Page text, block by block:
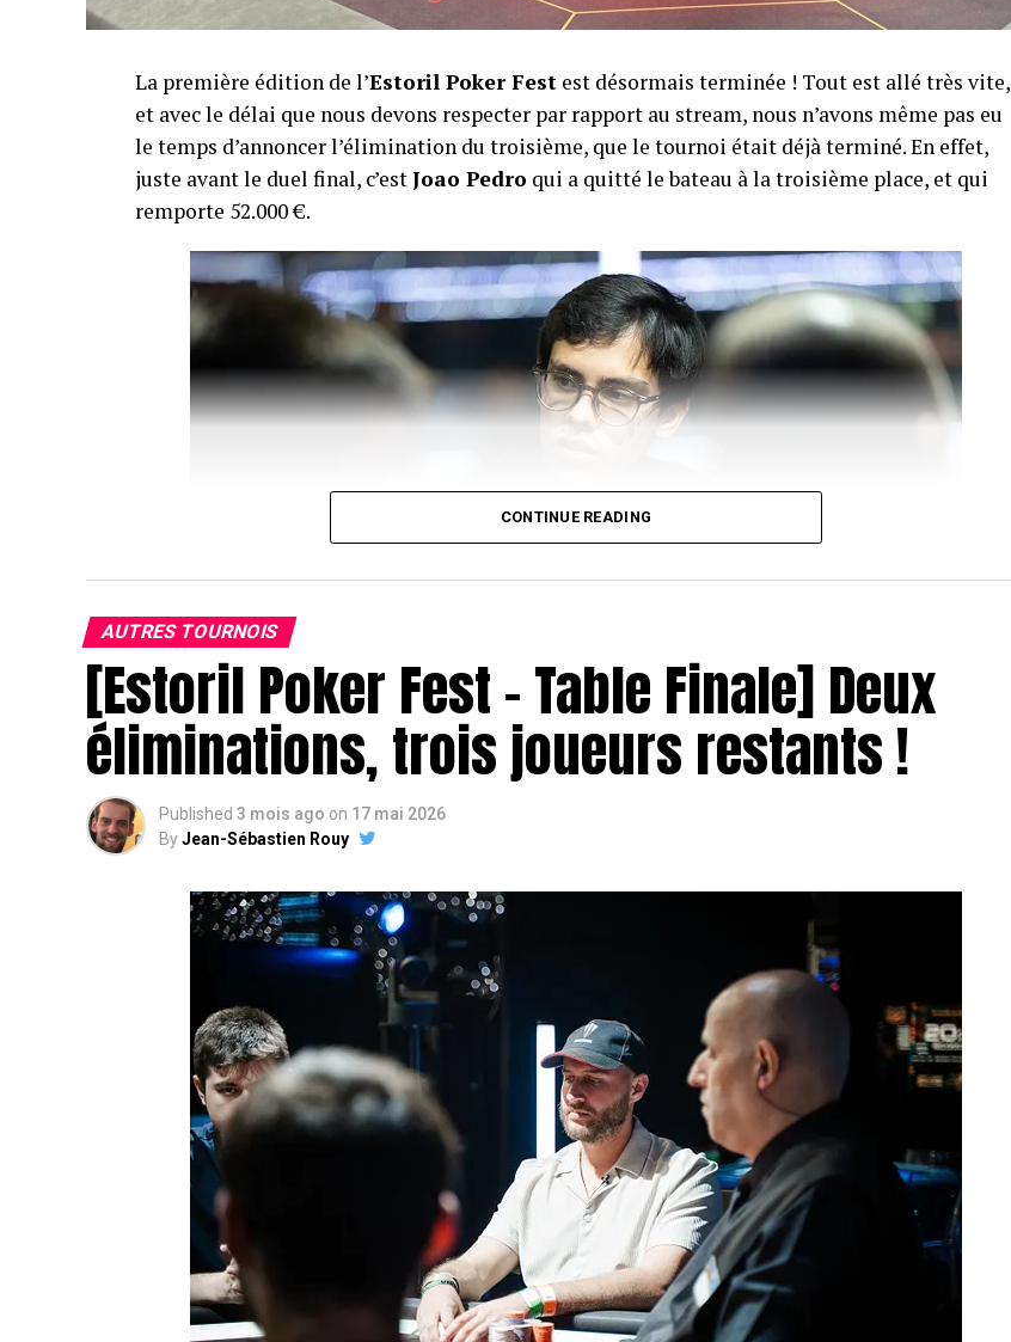
La première édition de l’Estoril Poker Fest est désormais terminée ! Tout est allé très vite,
et avec le délai que nous devons respecter par rapport au stream, nous n’avons même pas eu
le temps d’annoncer l’élimination du troisième, que le tournoi était déjà terminé. En effet,
juste avant le duel final, c’estJoao Pedro qui a quitté le bateau à la troisième place, et qui
remporte 52.000 €.
« Chotec » Mazerolle. Si ce dernier avait une grande avance en jetons au début du duel, son
adversaire, très compétent également, aurait bien pu revenir à niveau pour créer la surprise.
Mais il n’en est rien !
Après 20 à 30 minutes, la main finale du tournoi est arrivée, et Chotec a su s’imposer et
pousser son adversaire à la faute pour finalement remporter cette première édition
portugaise de l’Estoril Poker Fest. Pour sa très belle performance, le Portugais Jose Quintas,
membre de lateam NitroLogy, termine donc runner-up pour 74.000 € !
Après un véritable marathon de plusieurs jours, Hugues Mazerolle est donc le grand
vainqueur du Main Event et remporte les 100.000 € ainsi que le trophée. Quelque peu
déstabilisé par l’ambiance autour de lui, Hugues n’a que très peu exprimé sa joie, mais il a
tout de même fini par donner une interview à Comanche.
La réaction du vainqueur fera certainement son petit bonhomme de chemin sur les réseaux
CONTINUE READING
AUTRES TOURNOIS
[Estoril Poker Fest – Table Finale] Deux
éliminations, trois joueurs restants !
Published 3 mois ago on 17 mai 2026
ByJean-Sébastien Rouy